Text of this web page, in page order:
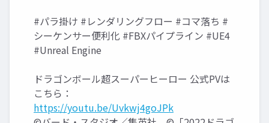
#パラ掛け #レンダリングフロー #コマ落ち #
シーケンサー便利化 #FBXパイプライン #UE4
#Unreal Engine
ドラゴンボール超スーパーヒーロー 公式PVは
こちら：
https://youtu.be/Uvkwj4goJPk